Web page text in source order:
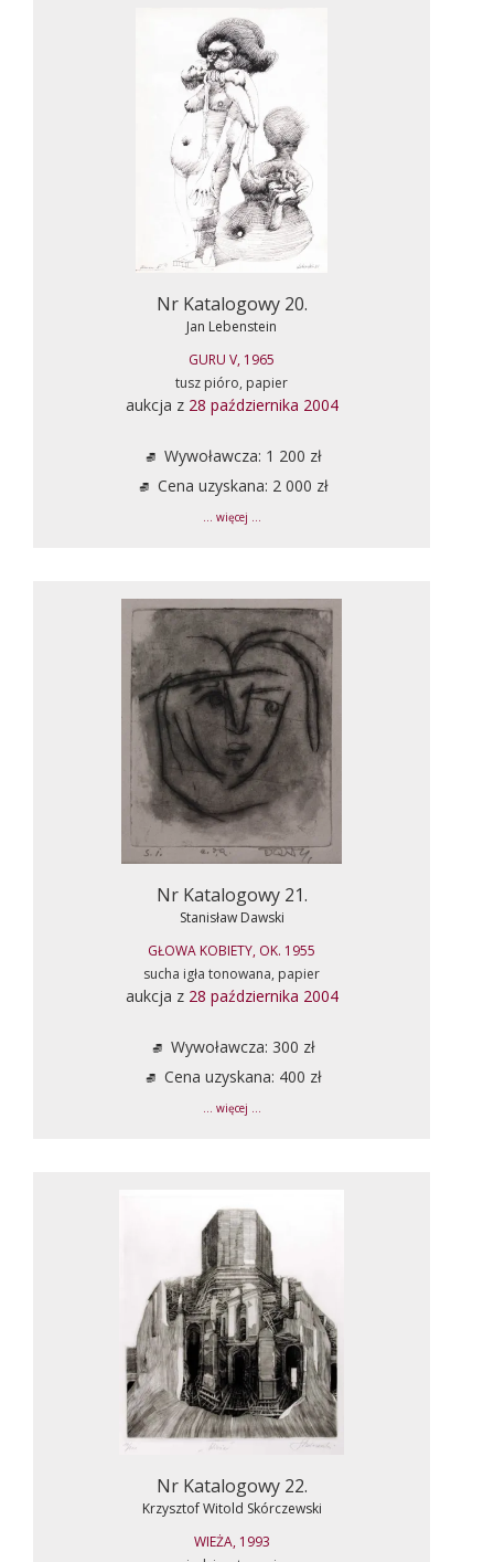
Nr Katalogowy 20.
Jan Lebenstein
GURU V, 1965
tusz pióro, papier
aukcja z 28 października 2004
Wywoławcza: 1 200 zł
Cena uzyskana: 2 000 zł
... więcej ...
Nr Katalogowy 21.
Stanisław Dawski
GŁOWA KOBIETY, OK. 1955
sucha igła tonowana, papier
aukcja z 28 października 2004
Wywoławcza: 300 zł
Cena uzyskana: 400 zł
... więcej ...
Nr Katalogowy 22.
Krzysztof Witold Skórczewski
WIEŻA, 1993